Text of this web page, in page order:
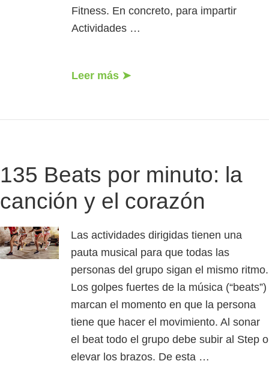
Fitness. En concreto, para impartir
Actividades …
Leer más ➤
135 Beats por minuto: la
canción y el corazón
Las actividades dirigidas tienen una
pauta musical para que todas las
personas del grupo sigan el mismo ritmo.
Los golpes fuertes de la música (“beats”)
marcan el momento en que la persona
tiene que hacer el movimiento. Al sonar
el beat todo el grupo debe subir al Step o
elevar los brazos. De esta …